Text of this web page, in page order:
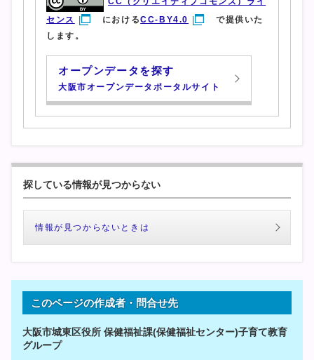
センス
におけるCC-BY4.0
で提供いた
します。
オープンデータを探す
大阪市オープンデータポータルサイト
探している情報が見つからない
情報が見つからないときは
このページの作成者・問合せ先
大阪市城東区役所 保健福祉課(保健福祉センター)子育て教育
グループ